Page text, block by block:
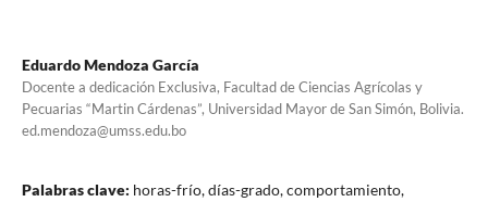
Eduardo Mendoza García
Docente a dedicación Exclusiva, Facultad de Ciencias Agrícolas y
Pecuarias “Martin Cárdenas”, Universidad Mayor de San Simón, Bolivia.
ed.mendoza@umss.edu.bo
Palabras clave: horas-frío, días-grado, comportamiento,